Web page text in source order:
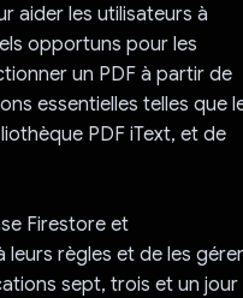
aider les utilisateurs à
opportuns pour les
un PDF à partir de
essentielles telles que
PDF iText, et de
Firestore et
leurs règles et de les gérer
sept, trois et un jour